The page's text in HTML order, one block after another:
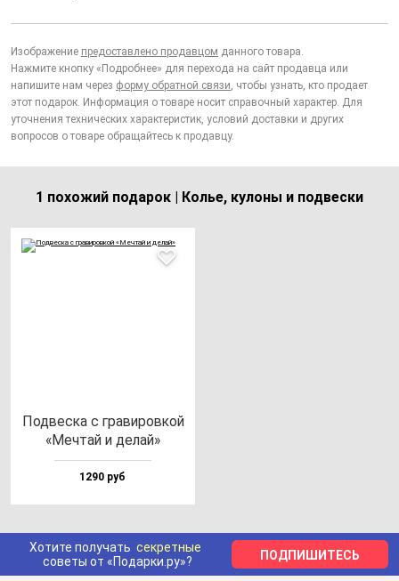
Изображение предоставлено продавцом данного товара.
Нажмите кнопку «Подробнее» для перехода на сайт продавца или
напишите нам через форму обратной связи, чтобы узнать, кто продает
этот подарок. Информация о товаре носит справочный характер. Для
уточнения технических характеристик, условий доставки и других
вопросов о товаре обращайтесь к продавцу.
1 похожий подарок | Колье, кулоны и подвески
Под­вес­ка с гра­ви­ров­кой
«Меч­тай и де­лай»
1290 руб
Хотите получать секретные
советы от «Подарки.ру»?
ПОДПИШИТЕСЬ